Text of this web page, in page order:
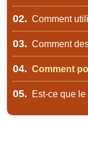
02. Comment
03. Comment
04. Comment
05. Est-ce que